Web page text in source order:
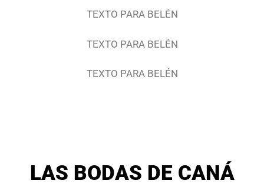
TEXTO PARA BELÉN
TEXTO PARA BELÉN
TEXTO PARA BELÉN
LAS BODAS DE CANÁ